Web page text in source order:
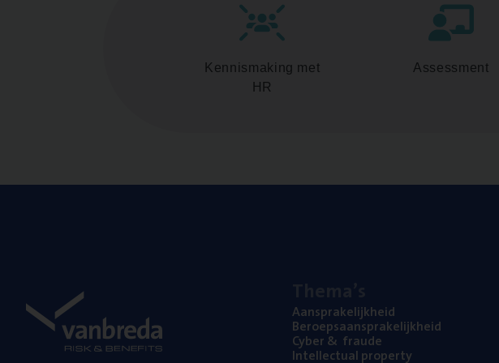
Kennismaking met
HR
Assessment
Aan­spra­ke­lijk­heid
Beroeps­aan­spra­ke­lijk­heid
Cyber& fraude
Intel­lec­tu­al property